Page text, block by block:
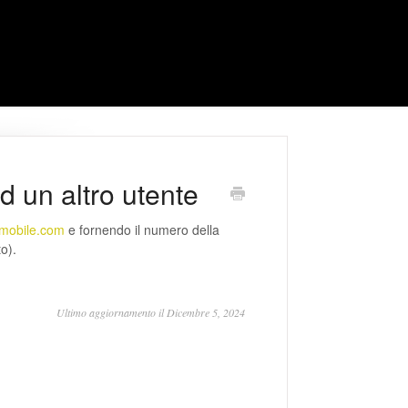
un altro utente
e fornendo il numero della
Ultimo aggiornamento il Dicembre 5, 2024